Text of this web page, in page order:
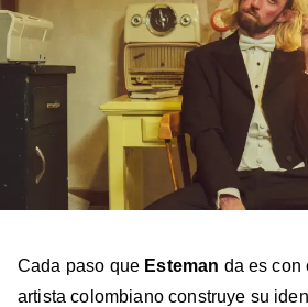
Cada paso que Esteman da es con
artista colombiano construye su